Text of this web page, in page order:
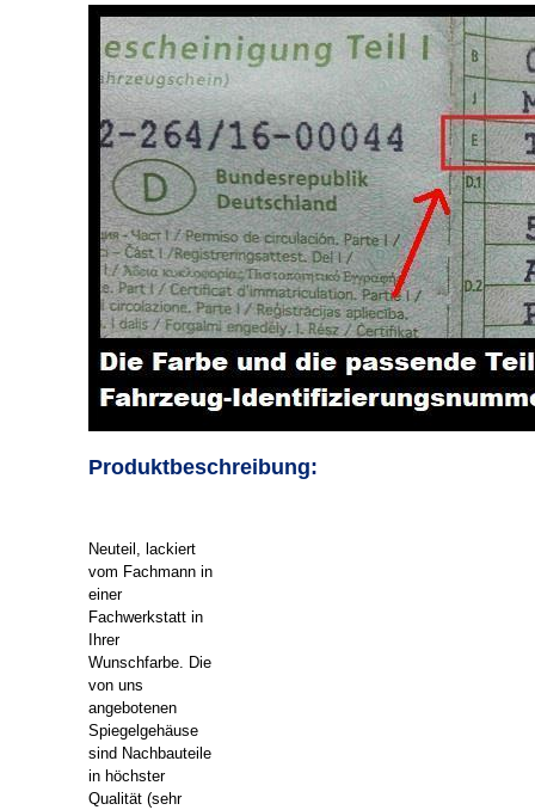
Produktbeschreibung:
Neuteil, lackiert
vom Fachmann in
einer
Fachwerkstatt in
Ihrer
Wunschfarbe. Die
von uns
angebotenen
Spiegelgehäuse
sind Nachbauteile
in höchster
Qualität (sehr